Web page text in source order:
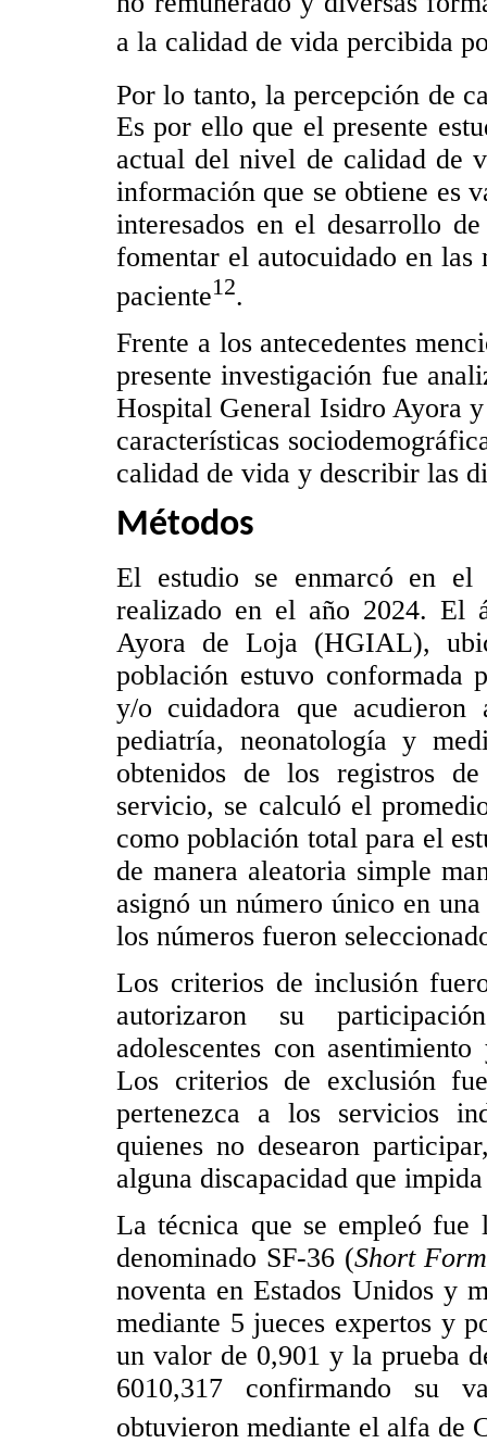
a la calidad de vida percibida
Por lo tanto, la percepción de
Es por ello que el presente
actual del nivel de calidad de
información que se obtiene es
interesados en el desarrollo
fomentar el autocuidado en las
paciente12.
Frente a los antecedentes
presente investigación fue
Hospital General Isidro Ayora
características
calidad de vida y describir las
Métodos
El estudio se enmarcó en el
realizado en el año 2024. El
Ayora de Loja (HGIAL),
población estuvo conformada
y/o cuidadora que
pediatría, neonatología y
obtenidos de los registros
servicio, se calculó el
como población total para el
de manera aleatoria simple
asignó un número único en
los números fueron
Los criterios de inclusión
autorizaron su
adolescentes con
Los criterios de exclusión
pertenezca a los servicios
quienes no desearon
alguna discapacidad que
La técnica que se empleó fue
denominado SF-36 (Short
noventa en Estados Unidos y
mediante 5 jueces expertos y
un valor de 0,901 y la prueba
6010,317 confirmando su
obtuvieron mediante el alfa de